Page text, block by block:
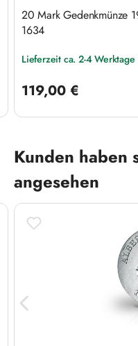
20 Mark Gedenkmünze 1990 DDR A.
1634
Lieferzeit ca. 2-4 Werktage
119,00 €
Produktgalerie
Kunden haben
angesehen